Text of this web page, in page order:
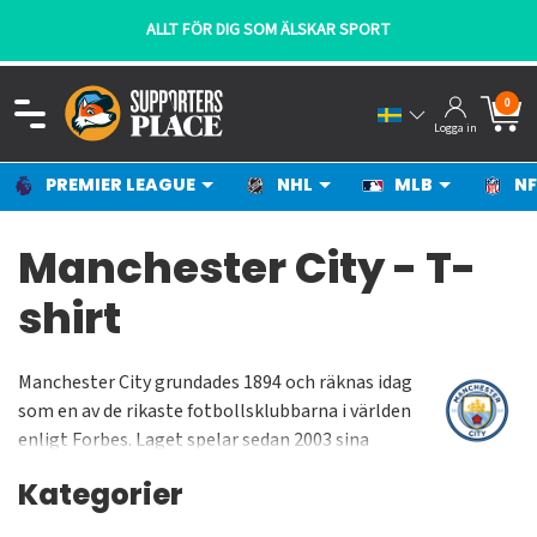
ALLT FÖR DIG SOM ÄLSKAR SPORT
Logga in
0
PREMIER LEAGUE NHL MLB
Manchester City - T-
shirt
Manchester City grundades 1894 och räknas idag
som en av de rikaste fotbollsklubbarna i världen
enligt Forbes. Laget spelar sedan 2003 sina
flyttade från klassiska Maine Road. Arenan har en
Kategorier